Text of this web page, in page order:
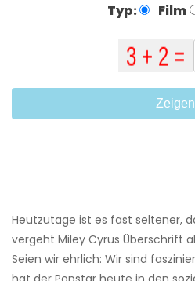
Typ: Film
Zeigen
Heutzutage ist es fast seltener,
vergeht Miley Cyrus Überschrift
Seien wir ehrlich: Wir sind